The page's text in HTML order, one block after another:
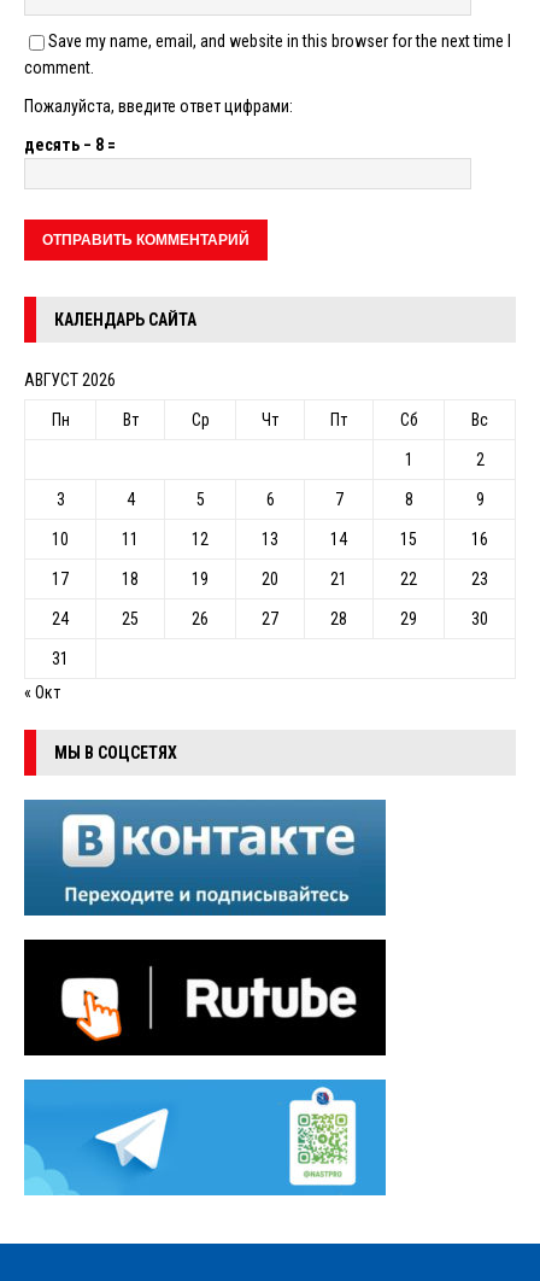
Save my name, email, and website in this browser for the next time I
comment.
Пожалуйста, введите ответ цифрами:
десять − 8 =
КАЛЕНДАРЬ САЙТА
АВГУСТ 2026
Пн Вт Ср Чт Пт Сб Вс
1 2
3 4 5 6 7 8 9
10 11 12 13 14 15 16
17 18 19 20 21 22 23
24 25 26 27 28 29 30
31
« Окт
МЫ В СОЦСЕТЯХ